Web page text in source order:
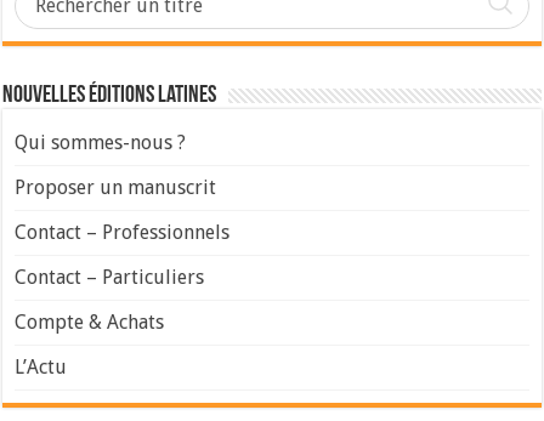
Nouvelles Éditions Latines
Qui sommes-nous ?
Proposer un manuscrit
Contact – Professionnels
Contact – Particuliers
Compte & Achats
L’Actu